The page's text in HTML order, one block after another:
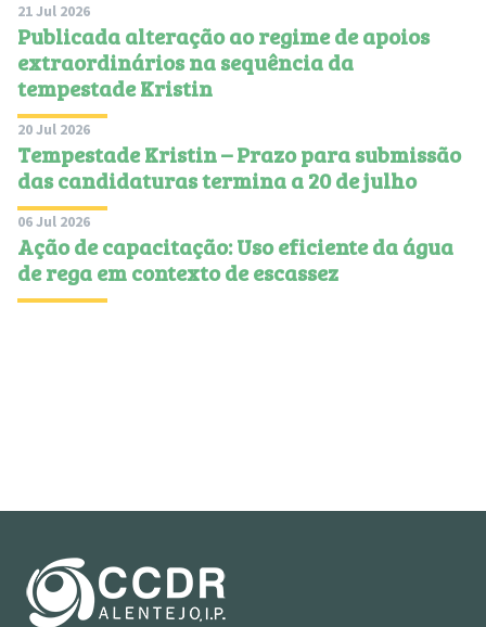
21 Jul 2026
Publicada alteração ao regime de apoios
extraordinários na sequência da
tempestade Kristin
20 Jul 2026
Tempestade Kristin – Prazo para submissão
das candidaturas termina a 20 de julho
06 Jul 2026
Ação de capacitação: Uso eficiente da água
de rega em contexto de escassez